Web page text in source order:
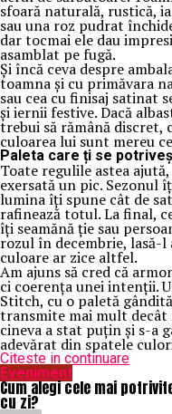
sfoară naturală, rustică,
sau una roz pudrat
dar tocmai ele dau
asamblat pe fugă.
Și încă ceva despre
toamna și cu primăvara
sau cea cu finisaj satinat
și iernii festive. Dacă
trebui să rămână discret,
culoarea lui sunt mereu
Paleta care ți se
Toate regulile astea
exersată un pic. Sezonul
lumina îți spune cât de
rafinează totul. La final,
îți seamănă ție sau
rozul în decembrie, lasă-l
culoare ar zice altfel.
Am ajuns să cred că
ci coerența unei intenții.
Stitch, cu o paletă
transmite mai mult decât
cineva a stat puțin și s-a
adevărat din spatele
Citeste in continuare
Eveniment
Cum alegi cele mai
cu zi?